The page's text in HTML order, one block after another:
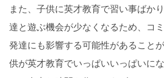
また、子供に英才教育で習い事ばか
達と遊ぶ機会が少なくなるため、コ
発達にも影響する可能性があること
供が英才教育でいっぱいいっぱいに